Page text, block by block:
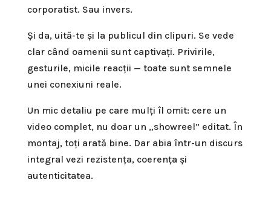
corporatist. Sau invers.
Și da, uită-te și la publicul din clipuri. Se vede
clar când oamenii sunt captivați. Privirile,
gesturile, micile reacții — toate sunt semnele
unei conexiuni reale.
Un mic detaliu pe care mulți îl omit: cere un
video complet, nu doar un „showreel” editat. În
montaj, toți arată bine. Dar abia într-un discurs
integral vezi rezistența, coerența și
autenticitatea.